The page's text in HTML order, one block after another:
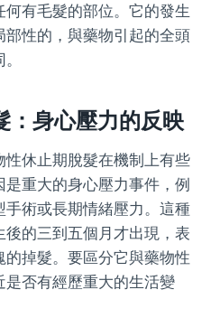
有毛髮的部位。它的發生
性的，與藥物引起的全頭
：身心壓力的反映
休止期脫髮在機制上有些
重大的身心壓力事件，例
術或長期情緒壓力。這種
的三到五個月才出現，表
掉髮。要區分它與藥物性
否有經歷重大的生活變